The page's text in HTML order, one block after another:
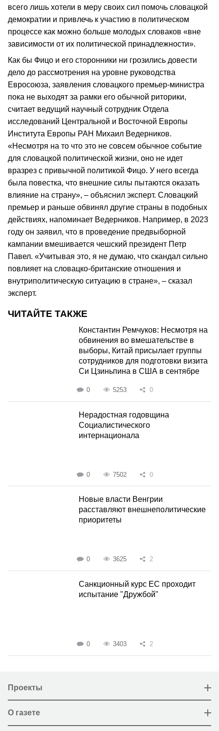
всего лишь хотели в меру своих сил помочь словацкой
демократии и привлечь к участию в политическом
процессе как можно больше молодых словаков «вне
зависимости от их политической принадлежности».
Как бы Фицо и его сторонники ни грозились довести
дело до рассмотрения на уровне руководства
Евросоюза, заявления словацкого премьер-министра
пока не выходят за рамки его обычной риторики,
считает ведущий научный сотрудник Отдела
исследований Центральной и Восточной Европы
Института Европы РАН Михаил Ведерников.
«Несмотря на то что это не совсем обычное событие
для словацкой политической жизни, оно не идет
вразрез с привычной политикой Фицо. У него всегда
была повестка, что внешние силы пытаются оказать
влияние на страну», – объяснил эксперт. Словацкий
премьер и раньше обвинял другие страны в подобных
действиях, напоминает Ведерников. Например, в 2023
году он заявил, что в проведение предвыборной
кампании вмешивается чешский президент Петр
Павел. «Учитывая это, я не думаю, что скандал сильно
повлияет на словацко-британские отношения и
внутриполитическую ситуацию в стране», – сказал
эксперт.
ЧИТАЙТЕ ТАКЖЕ
Константин Ремчуков: Несмотря на
обвинения во вмешательстве в
выборы, Китай присылает группы
сотрудников для подготовки визита
Си Цзиньпина в США в сентябре
0 5253 0
Нерадостная годовщина
Социалистического
интернационала
0 7502 0
Новые власти Венгрии
расставляют внешнеполитические
приоритеты
0 3625 2
Санкционный курс ЕС проходит
испытание "Дружбой"
0 3403 2
Проекты
О газете